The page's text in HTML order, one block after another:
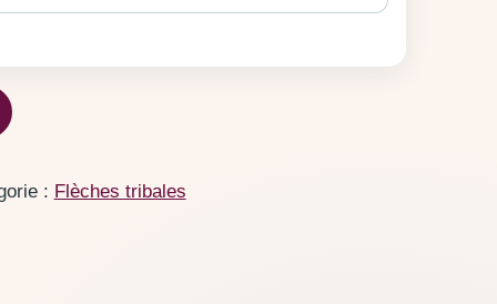
Orange
: Flèches tribales